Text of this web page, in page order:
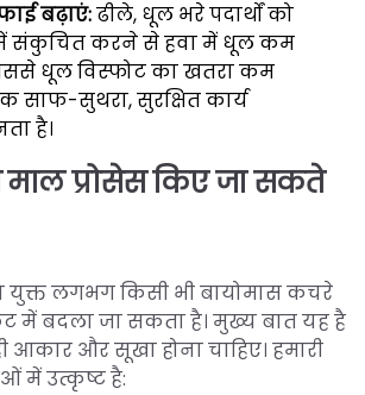
बढ़ाएं:ढीले, धूल भरे पदार्थों को
में संकुचित करने से हवा में धूल कम
धूल विस्फोट का खतरा कम
साफ-सुथरा, सुरक्षित कार्य
है।
प्रोसेस किए जा सकते
युक्त लगभग किसी भी बायोमास कचरे
में बदला जा सकता है। मुख्य बात यह है
आकार और सूखा होना चाहिए। हमारी
में उत्कृष्ट है: